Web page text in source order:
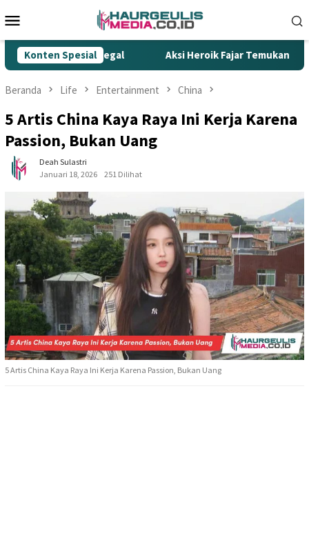
ke
Mobile
Konten Spesial
Ilegal Aksi Heroik Fajar Temukan Bocah Tenggelam
Beranda Life Entertainment China
5 Artis China Kaya Raya Ini Kerja Karena
Passion, Bukan Uang
Deah Sulastri
Januari 18, 2026
251 Dilihat
5 Artis China Kaya Raya Ini Kerja Karena Passion, Bukan Uang